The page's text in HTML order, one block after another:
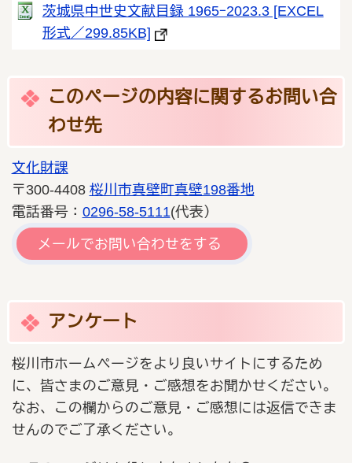
茨城県中世史文献目録 1965ｰ2023.3 [EXCEL
形式／299.85KB]
このページの内容に関するお問い合
わせ先
文化財課
〒300-4408 桜川市真壁町真壁198番地
電話番号： 0296-58-5111(代表）
メールでお問い合わせをする
アンケート
桜川市ホームページをより良いサイトにするため
に、皆さまのご意見・ご感想をお聞かせください。
なお、この欄からのご意見・ご感想には返信できま
せんのでご了承ください。